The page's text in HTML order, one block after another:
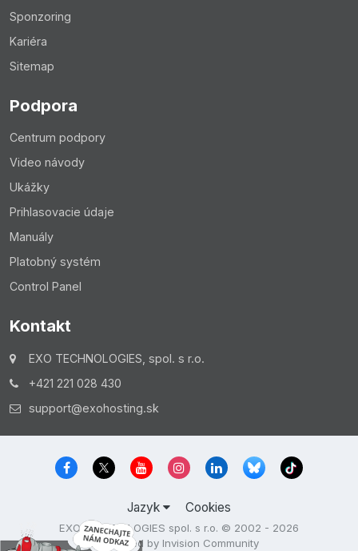
vyhľadávačov nezmenia v reálnom čase a zmeny sa
môžu prejaviť niekedy aj za 2 týždne.
Sponzoring
Kariéra
Sitemap
Podpora
Centrum podpory
Video návody
Ukážky
Prihlasovacie údaje
Manuály
Platobný systém
Control Panel
Kontakt
EXO TECHNOLOGIES, spol. s r.o.
+421 221 028 430
support@exohosting.sk
Jazyk Cookies
EXO TECHNOLOGIES spol. s r.o. © 2002 - 2026
Powered by Invision Community